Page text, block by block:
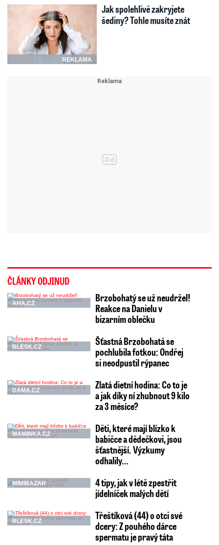
REKLAMA
Jak spolehlivě zakryjete
šediny? Tohle musíte znát
ČLÁNKY ODJINUD
AHA.CZ
Brzobohatý se už neudržel!
Reakce na Danielu v
bizarním oblečku
BLESK.CZ
Šťastná Brzobohatá se
pochlubila fotkou: Ondřej
si neodpustil rýpanec
DÁMA.CZ
Zlatá dietní hodina: Co to je
a jak díky ní zhubnout 9 kilo
za 3 měsíce?
MAMINKA.CZ
Děti, které mají blízko k
babičce a dědečkovi, jsou
šťastnější. Výzkumy
odhalily…
MIMIBAZAR
4 tipy, jak v létě zpestřit
jídelníček malých dětí
BLESK.CZ
Třeštíková (44) o otci své
dcery: Z pouhého dárce
spermatu je pravý táta